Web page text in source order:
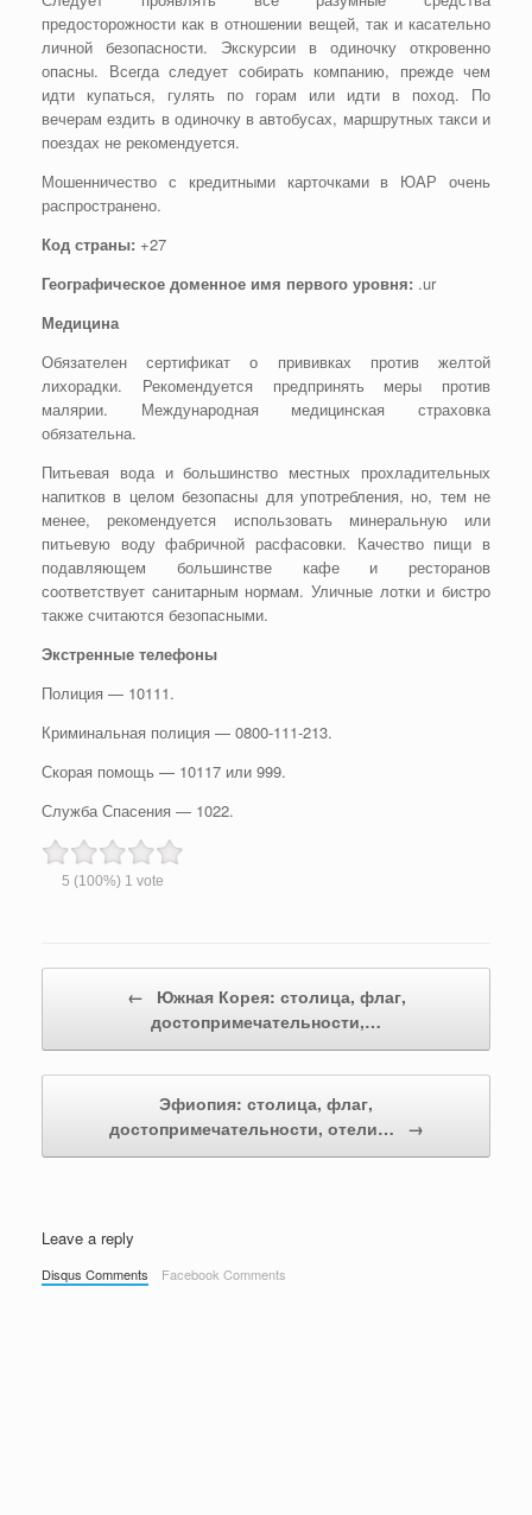
предосторожности как в отношении вещей, так и касательно
личной безопасности. Экскурсии в одиночку откровенно
опасны. Всегда следует собирать компанию, прежде чем
идти купаться, гулять по горам или идти в поход. По
вечерам ездить в одиночку в автобусах, маршрутных такси и
поездах не рекомендуется.
Мошенничество с кредитными карточками в ЮАР очень
распространено.
Код страны: +27
Географическое доменное имя первого уровня: .ur
Медицина
Обязателен сертификат о прививках против желтой
лихорадки. Рекомендуется предпринять меры против
малярии. Международная медицинская страховка
обязательна.
Питьевая вода и большинство местных прохладительных
напитков в целом безопасны для употребления, но, тем не
менее, рекомендуется использовать минеральную или
питьевую воду фабричной расфасовки. Качество пищи в
подавляющем большинстве кафе и ресторанов
соответствует санитарным нормам. Уличные лотки и бистро
также считаются безопасными.
Экстренные телефоны
Полиция — 10111.
Криминальная полиция — 0800-111-213.
Скорая помощь — 10117 или 999.
Служба Спасения — 1022.
5 (100%) 1 vote
Post navigation
←
Южная Корея: столица, флаг,
достопримечательности,…
Эфиопия: столица, флаг,
достопримечательности, отели…
→
Leave a reply
Disqus Comments Facebook Comments